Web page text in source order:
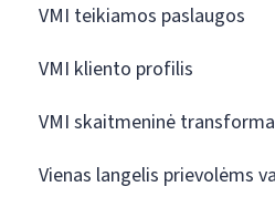
VMI teikiamos paslaugos
VMI kliento profilis
VMI skaitmeninė
Vienas langelis prievolėms